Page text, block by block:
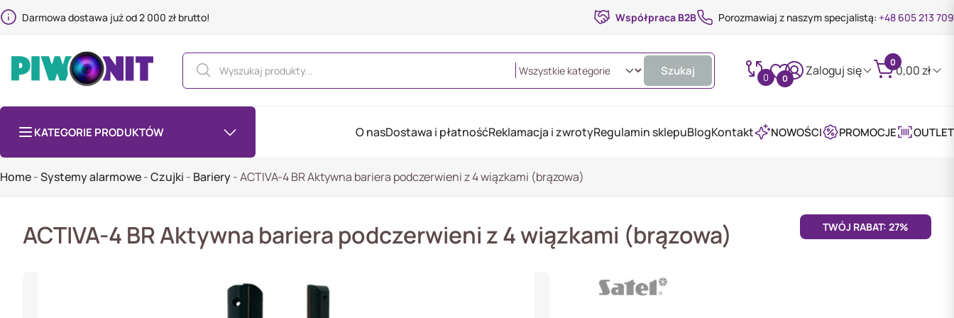
Darmowa dostawa już od 2 000 zł brutto! Współpraca B2B Porozmawiaj z naszym specjalistą: +48 605 213 709
Szukaj 0 0
Zaloguj się
0
0,00zł
KATEGORIE PRODUKTÓW O nasDostawa i płatnośćReklamacja i zwrotyRegulamin sklepuBlogKontakt NOWOŚCI PROMOCJE OUTLET
Home-Systemy alarmowe-Czujki - Bariery-ACTIVA-4 BR Aktywna bariera podczerwieni z 4 wiązkami (brązowa)
ACTIVA-4 BR Aktywna bariera podczerwieni z 4 wiązkami (brązowa) TWÓJ RABAT: 27%